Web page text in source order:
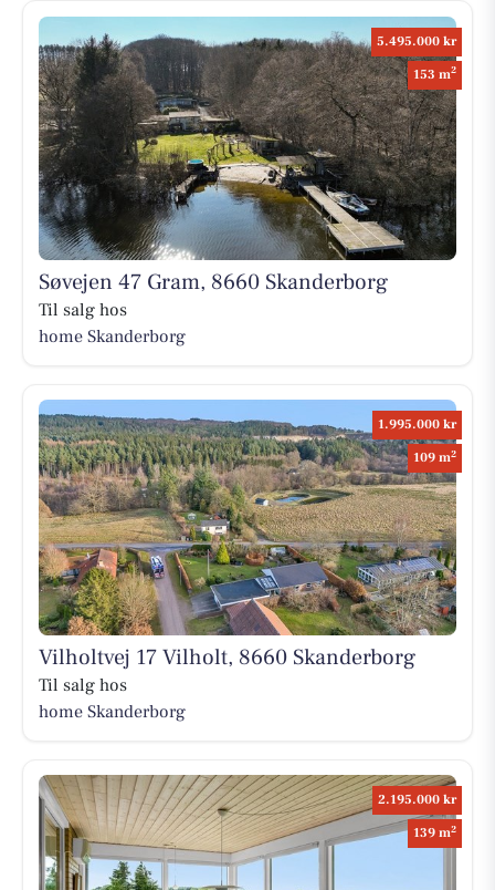
5.495.000 kr
153 m2
Søvejen 47 Gram, 8660 Skanderborg
Til salg hos
home Skanderborg
1.995.000 kr
109 m2
Vilholtvej 17 Vilholt, 8660 Skanderborg
Til salg hos
home Skanderborg
2.195.000 kr
139 m2